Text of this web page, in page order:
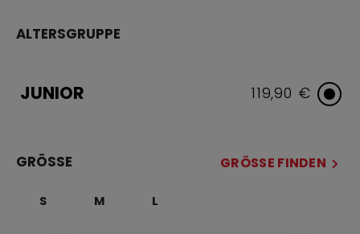
ALTERSGRUPPE
JUNIOR 119,90 €
GRÖSSE GRÖSSE FINDEN
S M L